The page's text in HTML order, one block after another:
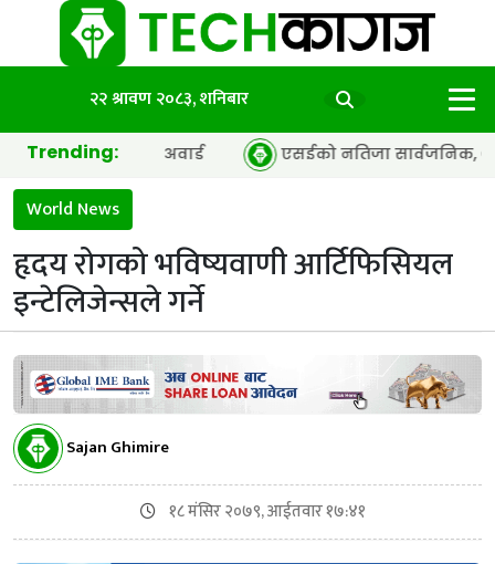
२२ श्रावण २०८३, शनिबार
Trending:
द इयर’ अवार्ड एसईको नतिजा सार्वजनिक, ६५.९८ प्रतिशत
World News
हृदय रोगको भविष्यवाणी आर्टिफिसियल
इन्टेलिजेन्सले गर्ने
Sajan Ghimire
१८ मंसिर २०७९, आईतवार १७:४१